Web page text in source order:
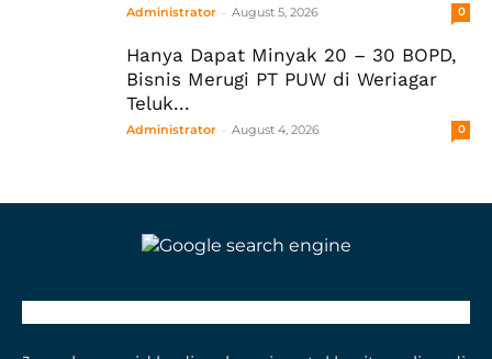
Administrator - August 5, 2026 0
Hanya Dapat Minyak 20 – 30 BOPD,
Bisnis Merugi PT PUW di Weriagar
Teluk...
Administrator - August 4, 2026 0